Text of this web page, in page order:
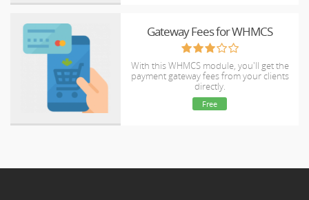
Gateway Fees for WHMCS
With this WHMCS module, you'll get the
payment gateway fees from your clients
directly.
Free